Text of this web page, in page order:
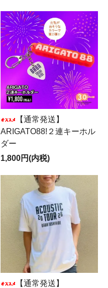
【通常発送】
ARIGATO88!２連キーホル
ダー
1,800円(内税)
【通常発送】